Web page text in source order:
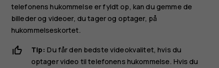
telefonens hukommelse er fyldt op, kan du gemme de
billeder og videoer, du tager og optager, på
hukommelseskortet.
Tip: Du får den bedste videokvalitet, hvis du
optager video til telefonens hukommelse. Hvis du